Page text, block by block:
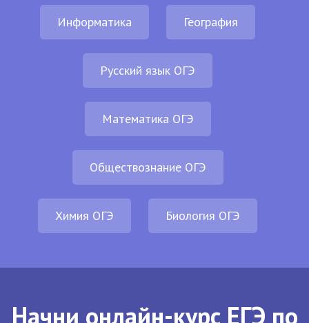
Информатика География
Русский язык ОГЭ
Математика ОГЭ
Обществознание ОГЭ
Химия ОГЭ Биология ОГЭ
Начни онлайн-курс ЕГЭ по